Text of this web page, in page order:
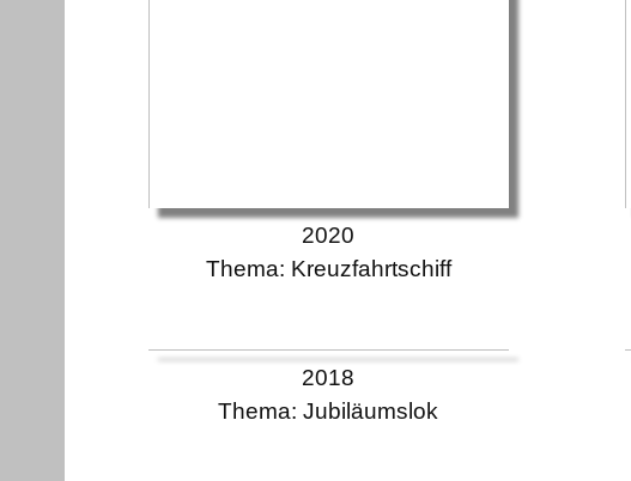
2020
Thema: Kreuzfahrtschiff
2018
Thema: Jubiläumslok